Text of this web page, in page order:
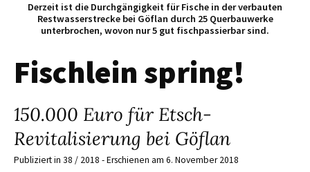
Derzeit ist die Durchgängigkeit für Fische in der verbauten
Restwasserstrecke bei Göflan durch 25 Querbauwerke
unterbrochen, wovon nur 5 gut fischpassierbar sind.
Fischlein spring!
150.000 Euro für Etsch-
Revitalisierung bei Göflan
Publiziert in 38 / 2018 - Erschienen am 6. November 2018